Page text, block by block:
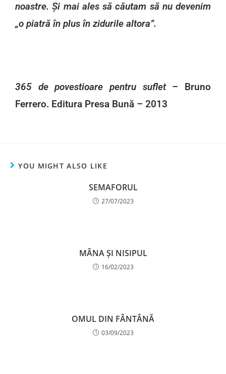
noastre. Și mai ales să căutam să nu devenim
„o piatră în plus în zidurile altora”.
365 de povestioare pentru suflet– Bruno
Ferrero. Editura Presa Bună – 2013
YOU MIGHT ALSO LIKE
SEMAFORUL
27/07/2023
MÂNA ȘI NISIPUL
16/02/2023
OMUL DIN FÂNTÂNĂ
03/09/2023